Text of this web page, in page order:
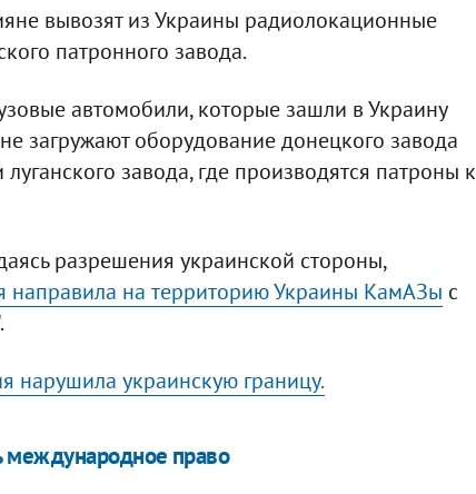
вывозят из Украины радиолокационные
патронного завода.
автомобили, которые зашли в Украину
загружают оборудование донецкого завода
завода, где производятся патроны к
разрешения украинской стороны,
направила на территорию Украины КамАЗы с
нарушила украинскую границу.
международное право